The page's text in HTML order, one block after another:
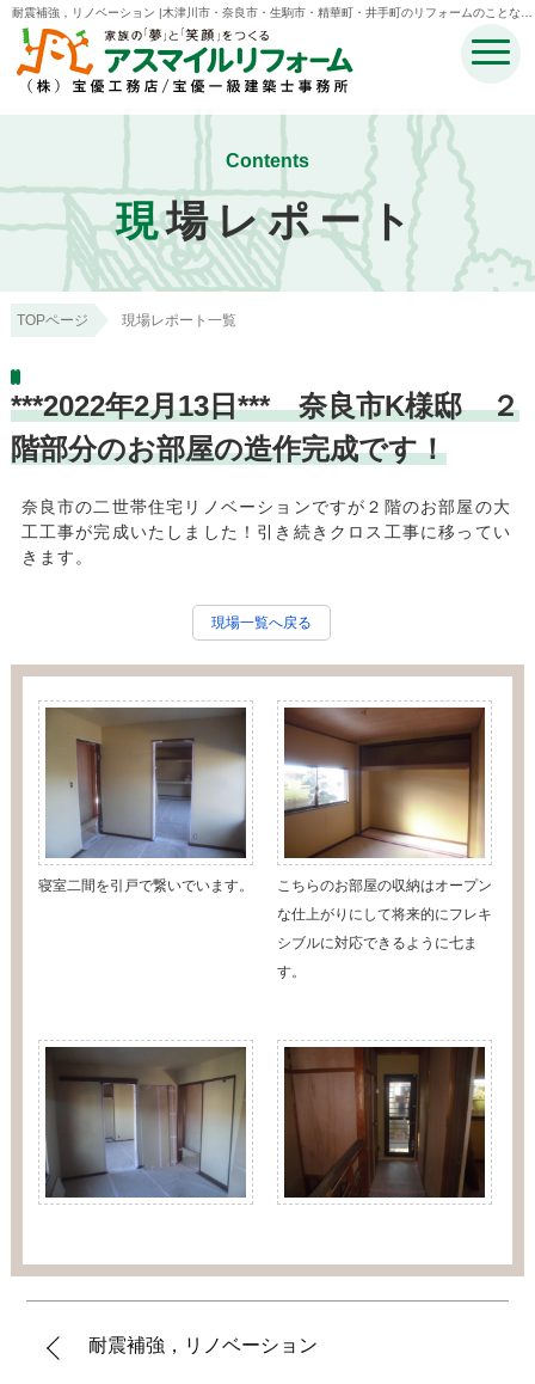
耐震補強，リノベーション |木津川市・奈良市・生駒市・精華町・井手町のリフォームのことなら
宝優工務店アスマイルリフォーム
Contents
現場レポート
TOPページ 現場レポート一覧
***2022年2月13日*** 奈良市K様邸 ２
階部分のお部屋の造作完成です！
奈良市の二世帯住宅リノベーションですが２階のお部屋の大
工工事が完成いたしました！引き続きクロス工事に移ってい
きます。
現場一覧へ戻る
寝室二間を引戸で繋いでいます。
こちらのお部屋の収納はオープン
な仕上がりにして将来的にフレキ
シブルに対応できるように七ま
す。
耐震補強，リノベーション